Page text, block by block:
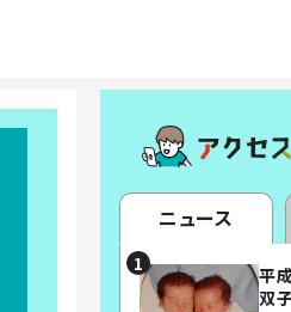
ニュース
平
双